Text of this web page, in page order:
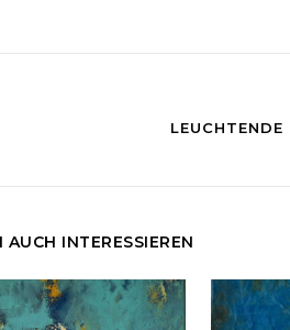
INTERESSIEREN